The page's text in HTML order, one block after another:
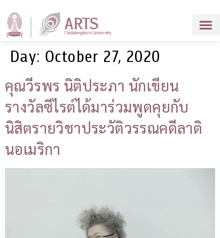
Day: October 27, 2020
คุณวีรพร นิติประภา นักเขียน
รางวัลซีไรต์ได้มาร่วมพูดคุยกับ
นิสิตรายวิชาประวัติวรรณคดีลาติ
นอเมริกา